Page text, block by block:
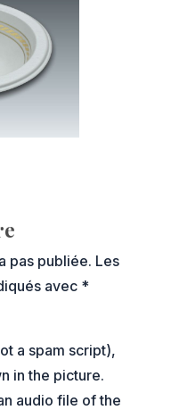
pas publiée. Les
avec *
a spam script),
in the picture.
audio file of the